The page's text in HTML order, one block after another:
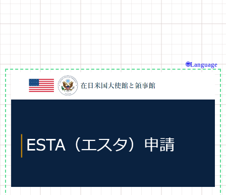
🌐Language